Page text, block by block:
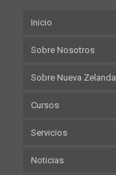
Inicio
Sobre Nosotros
Sobre Nueva Zelanda
Cursos
Servicios
Noticias